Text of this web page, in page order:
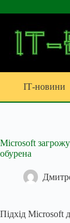
до
ІТ-новини
Microsoft
обурена
Підхід Microsoft